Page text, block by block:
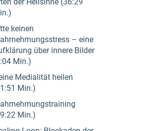
keinen
– eine
über innere Bilder
Min.)
Medialität heilen
Min.)
Min.)